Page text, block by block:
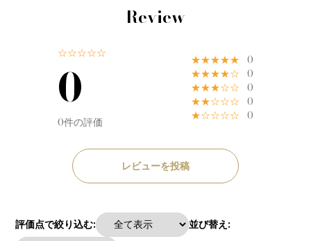
Review
☆☆☆☆☆
0
0件の評価
★★★★★ 0
★★★★☆ 0
★★★☆☆ 0
★★☆☆☆ 0
★☆☆☆☆ 0
レビューを投稿
評価点で絞り込む: 並び替え: